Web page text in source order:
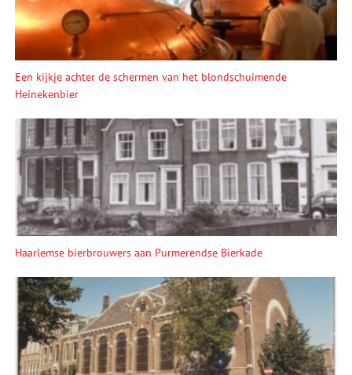
Een kijkje achter de schermen van het blondschuimende
Heinekenbier
Haarlemse bierbrouwers aan Purmerendse Bierkade